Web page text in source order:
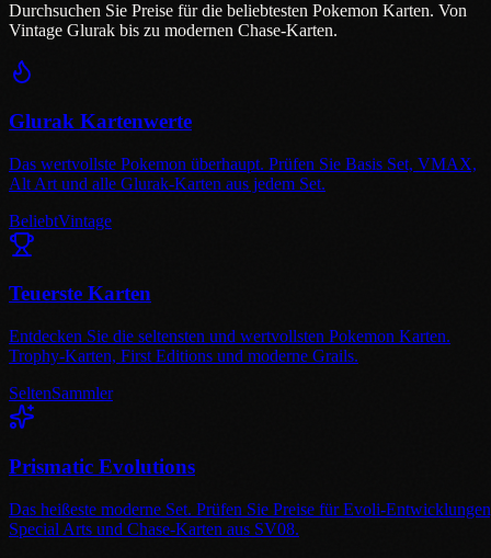
Durchsuchen Sie Preise für die beliebtesten Pokemon Karten. Von
Vintage Glurak bis zu modernen Chase-Karten.
Glurak Kartenwerte
Das wertvollste Pokemon überhaupt. Prüfen Sie Basis Set, VMAX,
Alt Art und alle Glurak-Karten aus jedem Set.
BeliebtVintage
Teuerste Karten
Entdecken Sie die seltensten und wertvollsten Pokemon Karten.
Trophy-Karten, First Editions und moderne Grails.
SeltenSammler
Prismatic Evolutions
Das heißeste moderne Set. Prüfen Sie Preise für Evoli-
Special Arts und Chase-Karten aus SV08.